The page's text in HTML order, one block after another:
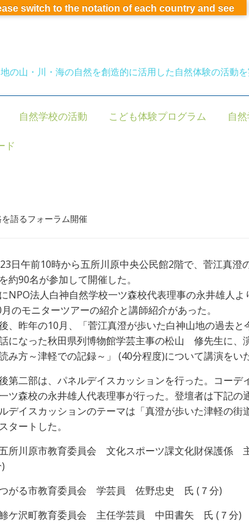
の山・川・海の自然を創造的に活用した自然体験の活動を
自然学校の活動 こども体験プログラム 自
ド
語るフォーラム開催
日午前10時から五所川原中央公民館2階で、菅江真澄
約90名が参加して開催した。
NPO法人白神自然学校一ツ森校代表理事の永井雄人よ
月のモニターツアーの紹介と講師紹介があった。
、昨年の10月、「菅江真澄が歩いた白神山地の過去と
になった秋田県列博物館学芸主事の松山 修先生に、
み方～津軽での記録～」 (40分程度)について講演をい
第二部は、パネルデイスカッションを行った。コーデ
ツ森校の永井雄人代表理事が行った。登壇者は下記
デイスカッションのテーマは「真澄が歩いた津軽の街
タートした。
所川原市教育委員会 文化スポーツ課文化財保護
がる市教育委員会 学芸員 佐野忠史 氏 (７分)
ケ沢町教育委員会 主任学芸員 中田書矢 氏 (７分)
switch to the notation of each country and see